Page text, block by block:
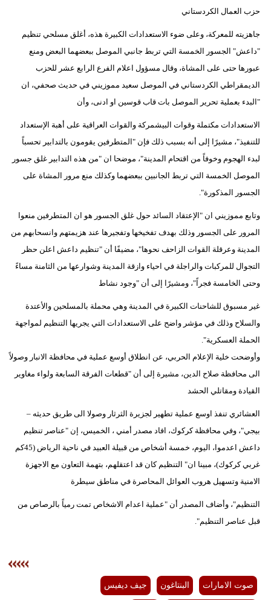
حزب العمال الكردستاني
جاهزيته للمعركة، وعلى ضوء الاستعدادات الكبيرة هذه، أغلق مسلحي تنظيم
"داعش" الجسور الخمسة التي تربط جانبي الموصل ببعضهما البعض ومنع
عبورها حتى على المشاة، وقال مسؤول اعلام الفرع الرابع عشر للحزب
الديمقراطي الكردستاني في الموصل سعيد مموزيني في حديث صحفي، ان
"البدء بعملية تحرير الموصل بات قاب قوسين او ادنى، وأن
الاستعدادات مكتملة وقوات البيشمركة والقوات العراقية على أهبة الإستعداد
للتنفيذ"، مشيرًا إلى أنه بسبب ذلك فإن "المتطرفين يقومون بالتدابير تحسباً
لبدء الهجوم وخوفاً من اقتحام المدينة"، موضحا ان "من هذه التدابير غلق جسور
الموصل الخمسة التي تربط الجانبين ببعضهما وكذلك منع مرور المشاة على
الجسور المذكورة".
وتابع مموزيني ان "الإعتقاد السائد حول غلق الجسور هو ان المتطرفين منعوا
المرور على الجسور وذلك بهدف تفخيخها وتفجيرها عند هزيمتهم وانسحابهم من
المدينة وعرقلة القوات الزاحف نحوها"، مضيفًا أن "تنظيم داعش اعلن حظر
التجوال للمركبات والراجلة في احياء وازقة المدينة وشوارعها من الثامنة مساءً
وحتى الخامسة فجراً"، ومشيرًا إلى أن "وجود نشاط
غير مسبوق للشاحنات الكبيرة في المدينة وهي محملة بالمسلحين والأعتدة
والسلاح وذلك في مؤشر واضح على الاستعدادات التي يجريها التنظيم لمواجهة
الحملة العسكرية".
وأوضحت خلية الإعلام الحربي، عن انطلاق أوسع عملية في محافظة الانبار وصولاً
الى محافظة صلاح الدين، مشيرة إلى أن "قطعات الفرقة السابعة ولواء مغاوير
القيادة ومقاتلي الحشد
العشائري تنفذ اوسع عملية تطهير لجزيرة الثرثار وصولا الى طريق حديثه –
بيجي"، وفي محافظة كركوك، افاد مصدر أمني ، الخميس، إن "عناصر تنظيم
داعش اعدموا، اليوم، خمسة أشخاص من قبيلة العبيد في ناحية الرياض (45كم
غربي كركوك)، مبينا ان" التنظيم كان قد اعتقلهم، بتهمة التعاون مع الاجهزة
الامنية وتسهيل هروب العوائل المحاصرة في مناطق سيطرة
التنظيم"، وأضاف المصدر أن "عملية اعدام الاشخاص تمت رمياً بالرصاص من
قبل عناصر التنظيم".
صوت الامارات البنتاغون جيف ديفيس